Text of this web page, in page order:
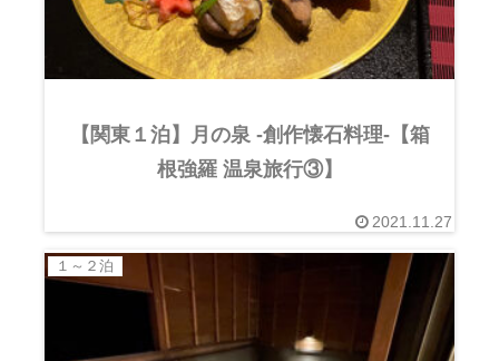
【関東１泊】月の泉 -創作懐石料理-【箱
根強羅 温泉旅行③】
2021.11.27
１～２泊